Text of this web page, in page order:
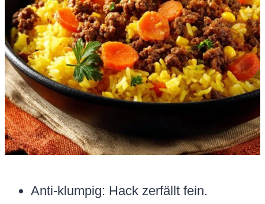
Anti-klumpig: Hack zerfällt fein.